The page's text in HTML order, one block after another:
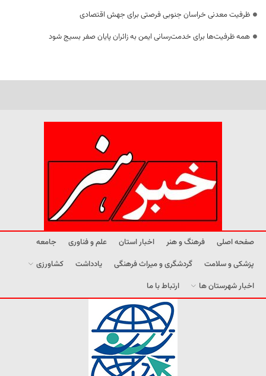
ظرفیت معدنی خراسان جنوبی فرصتی برای جهش اقتصادی
همه ظرفیت‌ها برای خدمت‌رسانی ایمن به زائران پایان صفر بسیج شود
صفحه اصلی فرهنگ و هنر اخبار استان علم و فناوری
جامعه
پزشکی و سلامت
گردشگری و میراث فرهنگی یادداشت
کشاورزی
اخبار شهرستان ها
ارتباط با ما